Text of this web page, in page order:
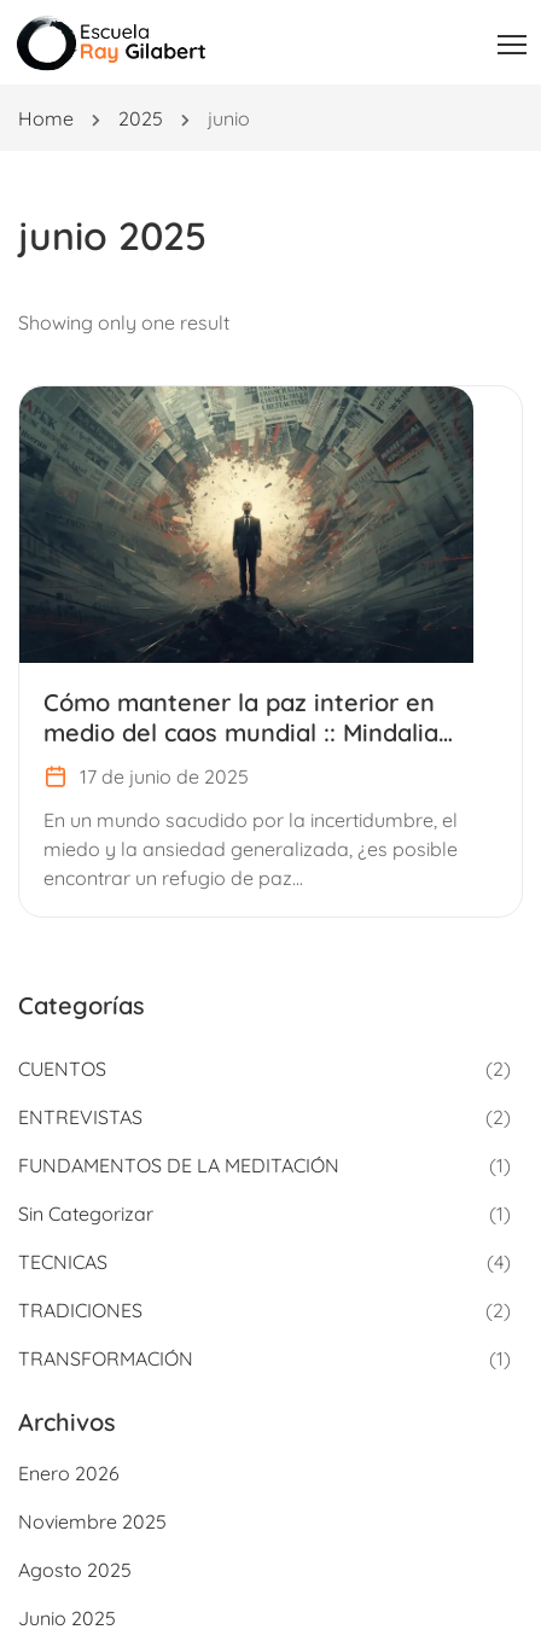
Home 2025 junio
junio 2025
Showing only one result
Cómo mantener la paz interior en
medio del caos mundial :: Mindalia
entrevista a Ray Gilabert
17 de junio de 2025
En un mundo sacudido por la incertidumbre, el
miedo y la ansiedad generalizada, ¿es posible
encontrar un refugio de paz...
Categorías
CUENTOS
(2)
ENTREVISTAS
(2)
FUNDAMENTOS DE LA MEDITACIÓN
(1)
Sin Categorizar
(1)
TECNICAS
(4)
TRADICIONES
(2)
TRANSFORMACIÓN
(1)
Archivos
Enero 2026
Noviembre 2025
Agosto 2025
Junio 2025